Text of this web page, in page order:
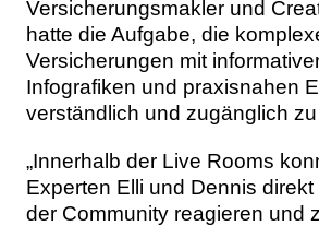
Versicherungsmakler und
hatte die Aufgabe, die
Versicherungen mit
Infografiken und praxisnahen
verständlich und zugänglich
„Innerhalb der Live Rooms
Experten Elli und Dennis
der Community reagieren und